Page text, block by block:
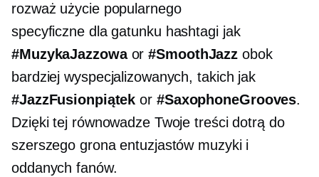
rozważ użycie popularnego
specyficzne dla gatunku hashtagi jak
#MuzykaJazzowaor#SmoothJazz obok
bardziej wyspecjalizowanych, takich jak
#JazzFusionpiątek or #SaxophoneGrooves.
Dzięki tej równowadze Twoje treści dotrą do
szerszego grona entuzjastów muzyki i
oddanych fanów.